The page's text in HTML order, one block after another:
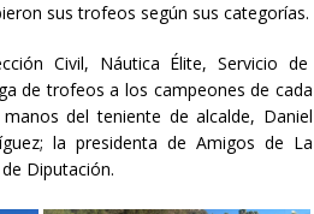
sus trofeos según sus categorías.
Civil, Náutica Élite, Servicio de
de trofeos a los campeones de cada
del teniente de alcalde, Daniel
la presidenta de Amigos de La
Diputación.